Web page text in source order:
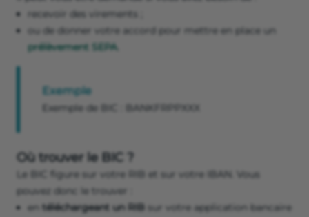
recevoir des virements ;
ou de donner votre accord pour mettre en place un
prélèvement SEPA.
Exemple
Exemple de BIC : BANKFRPPXXX
Où trouver le BIC ?
Le BIC figure sur votre RIB et sur votre IBAN. Vous
pouvez donc le trouver :
en téléchargeant un RIB sur votre application bancaire